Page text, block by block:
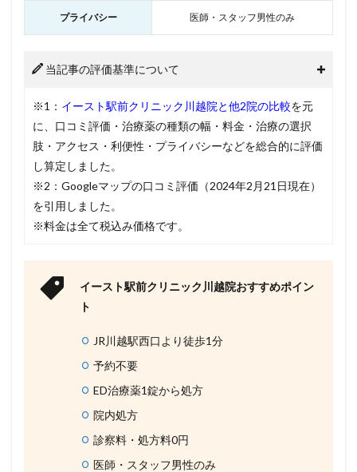
プライバシー 医師・スタッフ男性のみ
当記事の評価基準について
※1： イースト駅前クリニック川越院と他2院の比較を元
に、口コミ評価・治療薬の種類の幅・料金・治療の選択
肢・アクセス・利便性・プライバシーなどを総合的に評価
し算定しました。
※2：Googleマップの口コミ評価（2024年2月21日現在）
を引用しました。
※料金は全て税込み価格です。
イースト駅前クリニック川越院おすすめポイン
ト
JR川越駅西口より徒歩1分
予約不要
ED治療薬1錠から処方
院内処方
診察料・処方料0円
医師・スタッフ男性のみ